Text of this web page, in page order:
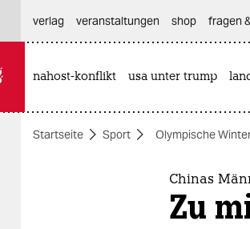
themen
verlag
veranstaltungen shop fragen
nahost-konflikt usa unter trump
Startseite Sport Olympische
Chinas
Zu